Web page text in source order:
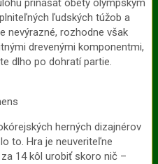
prinášať obety olympským
ľudských túžob a
nevýrazné, rozhodne však
drevenými komponentmi,
dlho po dohratí partie.
herných dizajnérov
to. Hra je neuveriteľne
14 kôl urobiť skoro nič –